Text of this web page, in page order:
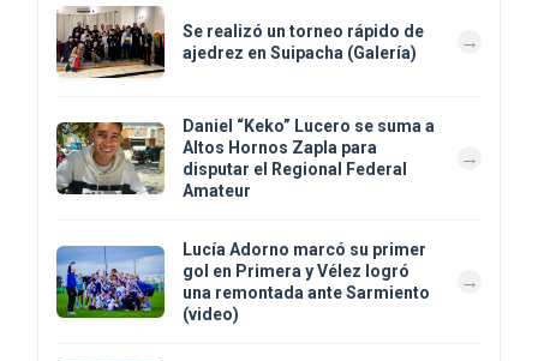
Se realizó un torneo rápido de
ajedrez en Suipacha (Galería)
Daniel “Keko” Lucero se suma a
Altos Hornos Zapla para
disputar el Regional Federal
Amateur
Lucía Adorno marcó su primer
gol en Primera y Vélez logró
una remontada ante Sarmiento
(video)